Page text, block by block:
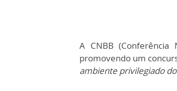
A CNBB (Conferência
promovendo um
ambiente privilegiado